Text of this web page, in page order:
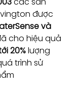
được
và
cho hiệu quả
20%lượng
trình sử